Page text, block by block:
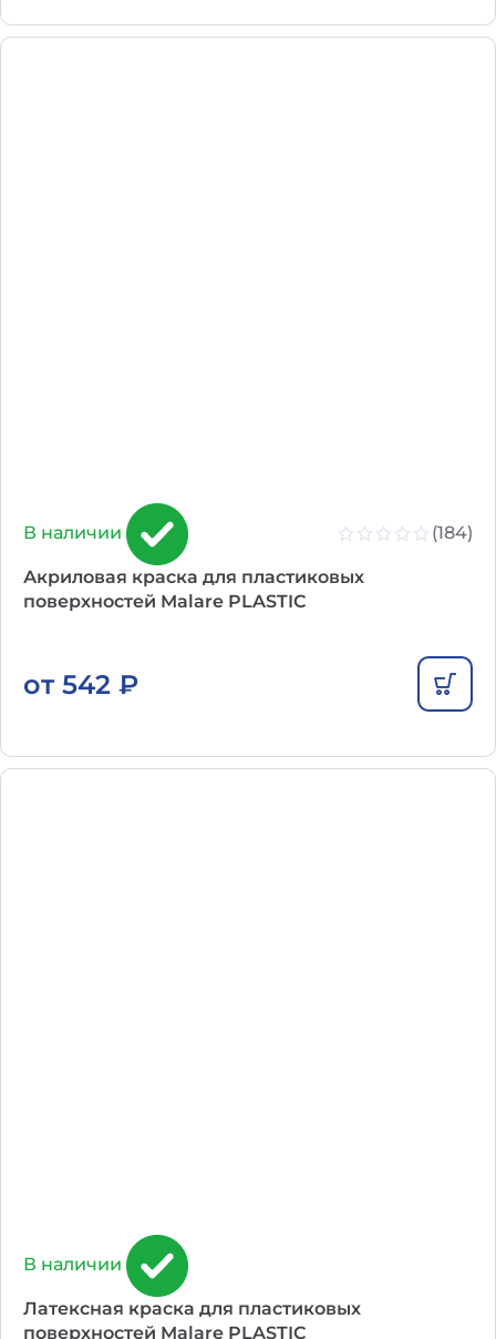
В наличии (184)
Акриловая краска для пластиковых
поверхностей Malare PLASTIC
от 542 ₽
В наличии
Латексная краска для пластиковых
поверхностей Malare PLASTIC